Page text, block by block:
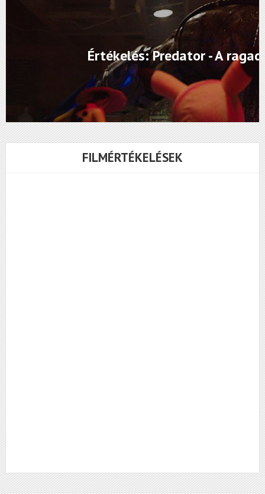
Értékelés: Predator - A
FILMÉRTÉKELÉSEK